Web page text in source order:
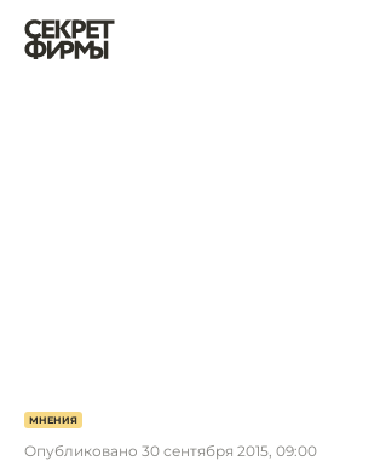
МНЕНИЯ
Опубликовано 30 сентября 2015, 09:00